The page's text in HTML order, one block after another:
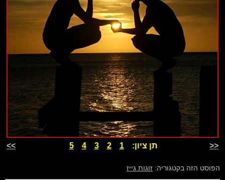
<< תן ציון:1
2
3
4
5
>>
הפוסט הזה בקטגוריה: זוגות גייז